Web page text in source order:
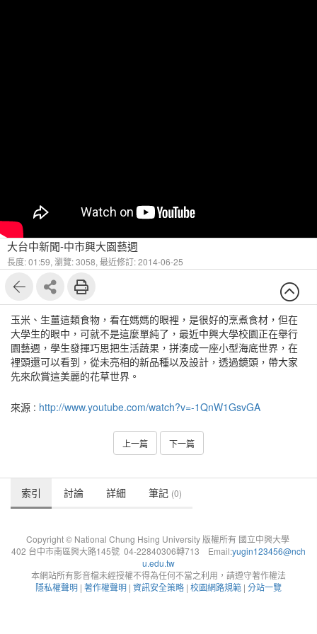
大台中新聞-中市興大園藝週
長度: 01:59, 瀏覽: 3058, 最近修訂: 2014-06-25
玉米、生薑這類食物，看在媽媽的眼裡，是很好的烹煮食材，但在
大學生的眼中，可就不是這麼單純了，最近中興大學校園正在舉行
園藝週，學生發揮巧思把生活蔬果，拼湊成一座小型海底世界，在
裡頭還可以看到，從未亮相的新品種以及設計，透過鏡頭，帶大家
先來欣賞這美麗的花草世界。
來源 : http://www.youtube.com/watch?v=-1QnW1GsvGA
上一篇 下一篇
索引 討論 詳細 筆記 (0)
Copyright © National Chung Hsing University 版權所有 國立中興大學
402 台中市南區興大路145號 04-22840306轉713 Email:yugin123456@nch
u.edu.tw
本網站所有影音檔未經授權不得為任何不當之利用，請遵守著作權法
隱私權聲明 | 著作權聲明 | 資訊安全策略 | 校園網路規範 | 分站一覽